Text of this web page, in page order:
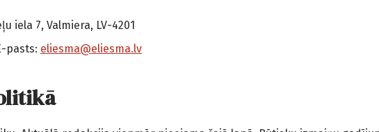
iela 7, Valmiera, LV-4201
pasts: eliesma@eliesma.lv